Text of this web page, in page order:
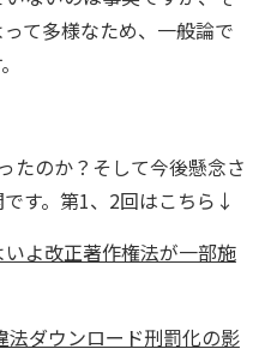
て多様なため、一般論で
たのか？そして今後懸念さ
す。第1、2回はこちら↓
よ改正著作権法が一部施
法ダウンロード刑罰化の影